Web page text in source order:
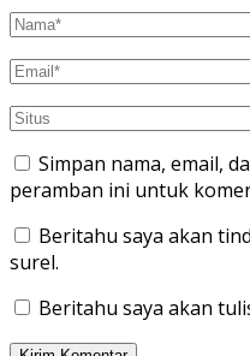
Simpan nama, email,
peramban ini untuk
Beritahu saya akan
surel.
Beritahu saya akan